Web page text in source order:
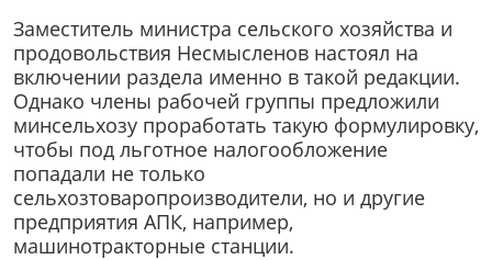
Заместитель министра сельского хозяйства и
продовольствия Несмысленов настоял на
включении раздела именно в такой редакции.
Однако члены рабочей группы предложили
минсельхозу проработать такую формулировку,
чтобы под льготное налогообложение
попадали не только
сельхозтоваропроизводители, но и другие
предприятия АПК, например,
машинотракторные станции.